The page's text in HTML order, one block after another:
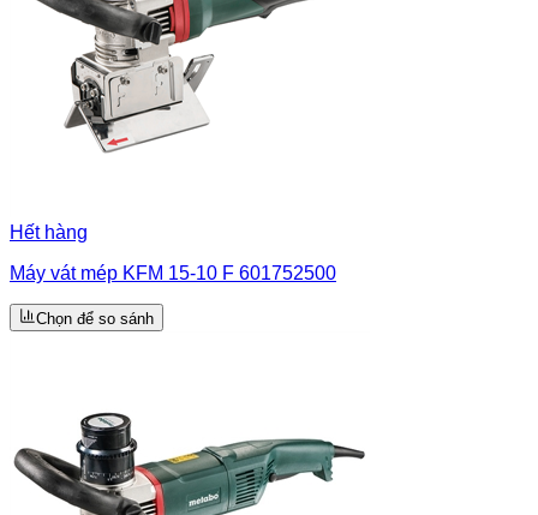
Hết hàng
Máy vát mép KFM 15-10 F 601752500
Chọn để so sánh